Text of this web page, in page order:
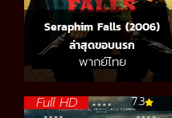
Seraphim Falls (2006)
ล่าสุดขอบนรก
พากย์ไทย
Full HD 7.3